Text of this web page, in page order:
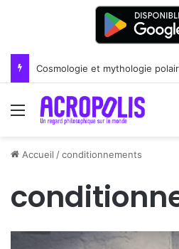
Cosmologie et mythologie
Menu
Accueil /conditionnements